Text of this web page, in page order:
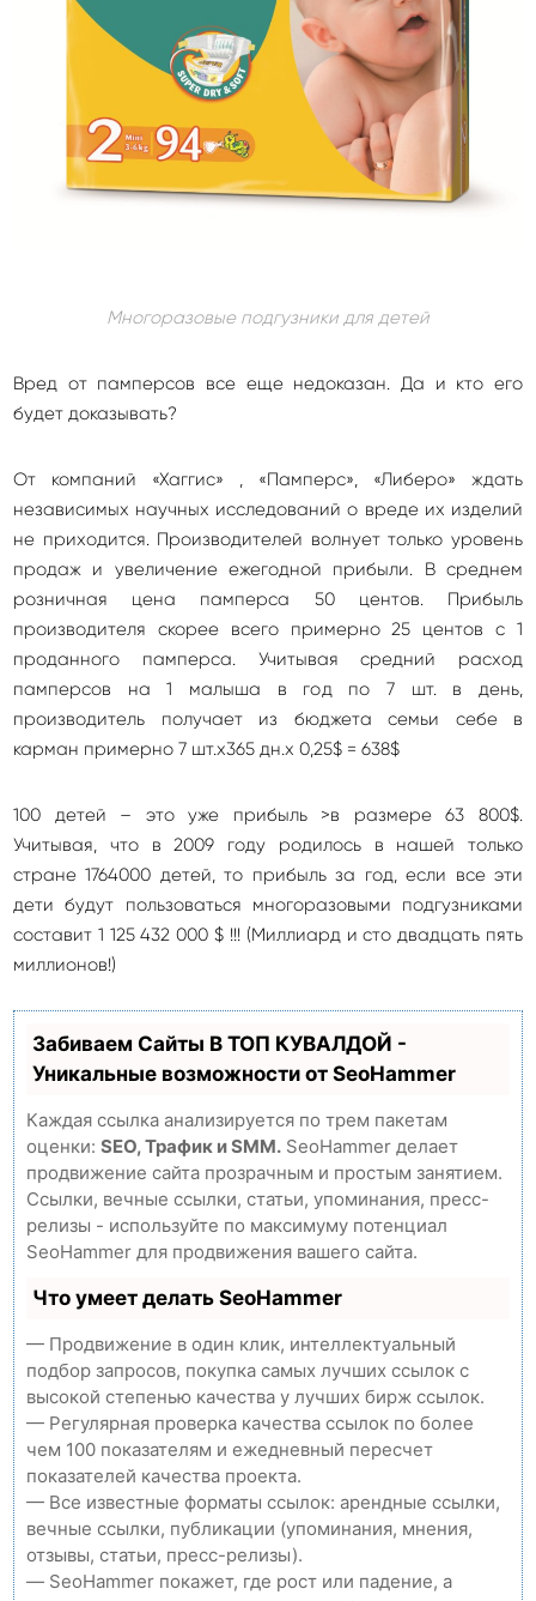
Многоразовые подгузники для детей
Вред от памперсов все еще недоказан. Да и кто его
будет доказывать?
От компаний «Хаггис» , «Памперс», «Либеро» ждать
независимых научных исследований о вреде их изделий
не приходится. Производителей волнует только уровень
продаж и увеличение ежегодной прибыли. В среднем
розничная цена памперса 50 центов. Прибыль
производителя скорее всего примерно 25 центов с 1
проданного памперса. Учитывая средний расход
памперсов на 1 малыша в год по 7 шт. в день,
производитель получает из бюджета семьи себе в
карман примерно 7 шт.х365 дн.х 0,25$ = 638$
100 детей – это уже прибыль >в размере 63 800$.
Учитывая, что в 2009 году родилось в нашей только
стране 1764000 детей, то прибыль за год, если все эти
дети будут пользоваться многоразовыми подгузниками
составит 1 125 432 000 $ !!! (Миллиард и сто двадцать пять
миллионов!)
Забиваем Сайты В ТОП КУВАЛДОЙ -
Уникальные возможности от SeoHammer
Каждая ссылка анализируется по трем пакетам
оценки: SEO, Трафик и SMM. SeoHammer делает
продвижение сайта прозрачным и простым занятием.
Ссылки, вечные ссылки, статьи, упоминания, пресс-
релизы - используйте по максимуму потенциал
SeoHammer для продвижения вашего сайта.
Что умеет делать SeoHammer
— Продвижение в один клик, интеллектуальный
подбор запросов, покупка самых лучших ссылок с
высокой степенью качества у лучших бирж ссылок.
— Регулярная проверка качества ссылок по более
чем 100 показателям и ежедневный пересчет
показателей качества проекта.
— Все известные форматы ссылок: арендные ссылки,
вечные ссылки, публикации (упоминания, мнения,
отзывы, статьи, пресс-релизы).
— SeoHammer покажет, где рост или падение, а